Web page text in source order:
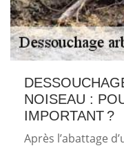
NOISEAU :
IMPORTANT ?
Après l’abattage